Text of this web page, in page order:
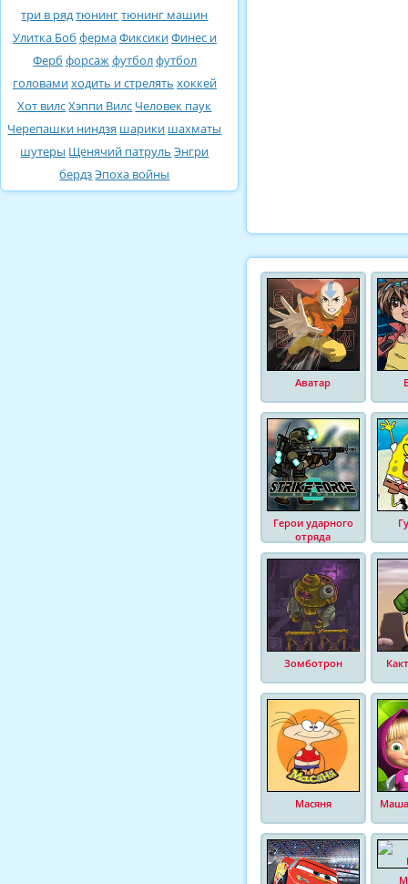
три в рядтюнингтюнинг машин
Улитка Боб фермаФиксикиФинес и
Ферб форсажфутболфутбол
головамиходить и стрелять хоккей
Хот вилсХэппи Вилс Человек паук
Черепашки ниндзя шарики шахматы
шутеры Щенячий патруль Энгри
бердзЭпоха войны
Аватар
Герои ударного
отряда
Зомботрон
Масяня